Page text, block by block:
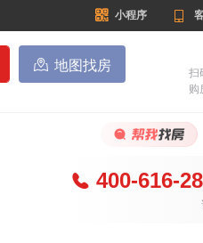
 小程序 
 地图找房
扫
购
 400-616-